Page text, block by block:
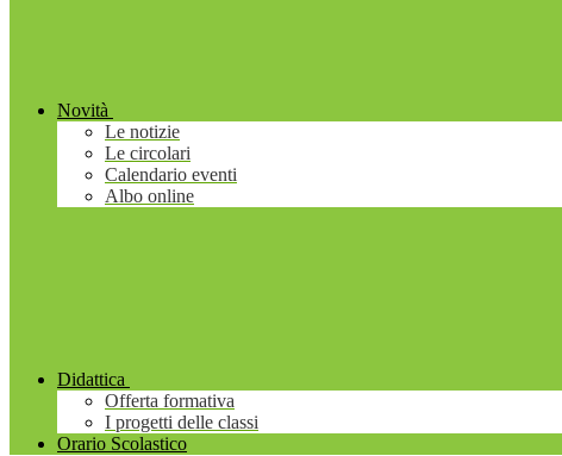
Novità
Le notizie
Le circolari
Calendario eventi
Albo online
Didattica
Offerta formativa
I progetti delle classi
Orario Scolastico